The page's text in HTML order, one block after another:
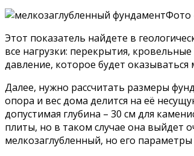
Фото
Этот показатель найдете в
все нагрузки: перекрытия,
давление, которое будет
Далее, нужно рассчитать размеры
опора и вес дома делится на её
допустимая глубина – 30 см для
плиты, но в таком случае она выйдет
мелкозаглубленный, но его